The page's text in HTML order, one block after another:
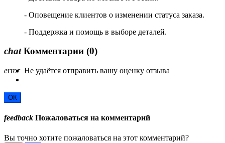
- Оповещение клиентов о изменении статуса заказа.
- Поддержка и помощь в выборе деталей.
chat Комментарии (0)
error Не удаётся отправить вашу оценку отзыва
ОК
feedback Пожаловаться на комментарий
Вы точно хотите пожаловаться на этот комментарий?